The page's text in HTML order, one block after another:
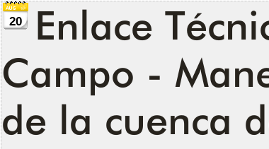
20
Enlace
Campo -
de la cuenca